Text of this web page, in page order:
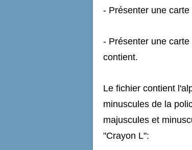
- Présenter une
- Présenter une
contient.
Le fichier contient
minuscules de la
majuscules et
"Crayon L":